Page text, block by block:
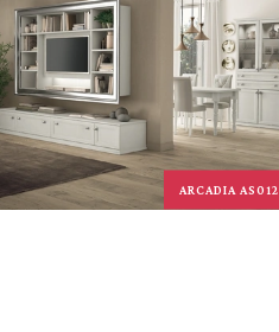
ARCADIA AS012